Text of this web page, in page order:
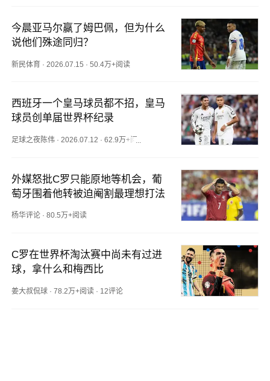
今晨亚马尔赢了姆巴佩，但为什么
说他们殊途同归？
新民体育 · 2026.07.15 ·50.4万+阅读
西班牙一个皇马球员都不招，皇马
球员创单届世界杯纪录
足球之夜陈伟 ·2026.07.12 ·62.9万+阅读
外媒怒批C罗只能原地等机会，葡
萄牙围着他转被迫阉割最理想打法
杨华评论 ·80.5万+阅读
C罗在世界杯淘汰赛中尚未有过进
球，拿什么和梅西比
姜大叔侃球 ·78.2万+阅读 · 12评论